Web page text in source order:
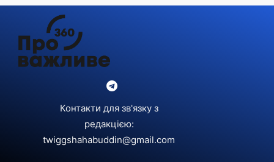
Контакти для зв'язку з
редакцією:
twiggshahabuddin@gmail.com